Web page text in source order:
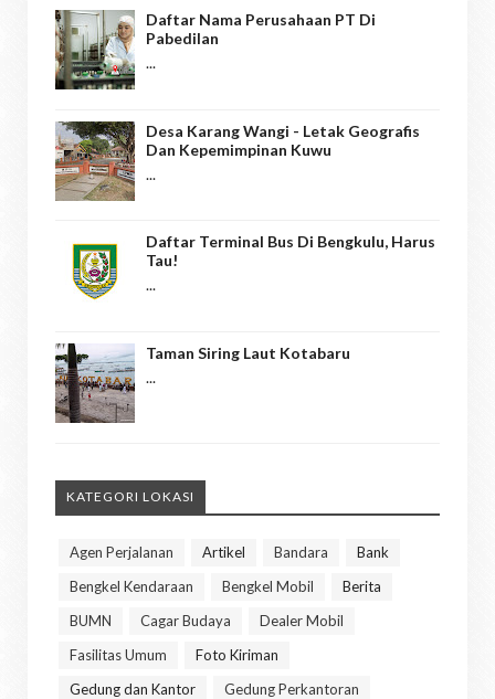
Daftar Nama Perusahaan PT Di
Pabedilan
...
Desa Karang Wangi - Letak Geografis
Dan Kepemimpinan Kuwu
...
Daftar Terminal Bus Di Bengkulu, Harus
Tau!
...
Taman Siring Laut Kotabaru
...
KATEGORI LOKASI
Agen Perjalanan Artikel Bandara
Bank
Bengkel Kendaraan
Bengkel Mobil
Berita
BUMN
Cagar Budaya
Dealer Mobil
Fasilitas Umum
Foto Kiriman
Gedung dan Kantor
Gedung Perkantoran